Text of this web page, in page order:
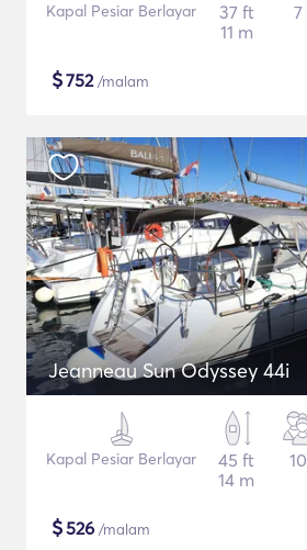
Kapal Pesiar Berlayar
37 ft
11 m
7
$752/malam
Jeanneau Sun Odyssey 44i
Kapal Pesiar Berlayar
45 ft
14 m
10
$526 /malam